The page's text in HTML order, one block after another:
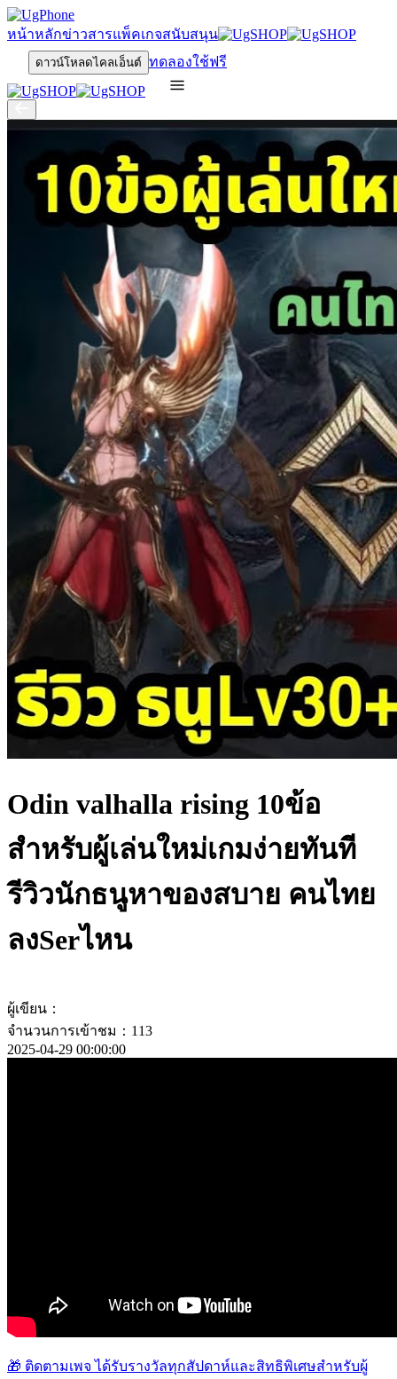
หน้าหลักข่าวสารแพ็คเกจสนับสนุน
ดาวน์โหลดไคลเอ็นต์ ทดลองใช้ฟรี
Odin valhalla rising 10ข้อ
สำหรับผู้เล่นใหม่เกมง่ายทันที
รีวิวนักธนูหาของสบาย คนไทย
ลงSerไหน
ผู้เขียน：
จำนวนการเข้าชม：113
2025-04-29 00:00:00
🎁 ติดตามเพจ ได้รับรางวัลทุกสัปดาห์และสิทธิพิเศษสำหรับผู้